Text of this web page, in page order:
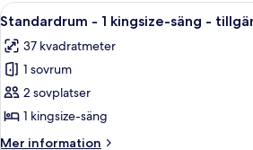
queensize-
Öppna
alla
foton
för
Standardrum
-
1
Ett
4
Standardrum - 1 kingsize-säng -
37 kvadratmeter
1 sovrum
2 sovplatser
1 kingsize-säng
Mer information
Mer